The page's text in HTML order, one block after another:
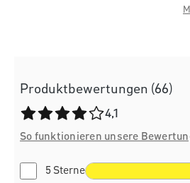
Produktbewertungen (66)
Durchschnittliche Bewertung von
4,1
So funktionieren unsere
5 Sterne